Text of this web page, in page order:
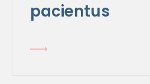
pacientus